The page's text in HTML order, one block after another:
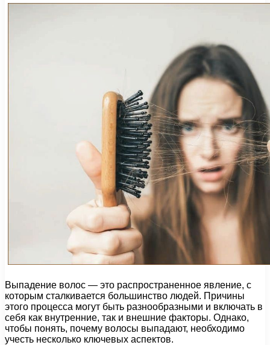
Выпадение волос — это распространенное явление, с
которым сталкивается большинство людей. Причины
этого процесса могут быть разнообразными и включать в
себя как внутренние, так и внешние факторы. Однако,
чтобы понять, почему волосы выпадают, необходимо
учесть несколько ключевых аспектов.